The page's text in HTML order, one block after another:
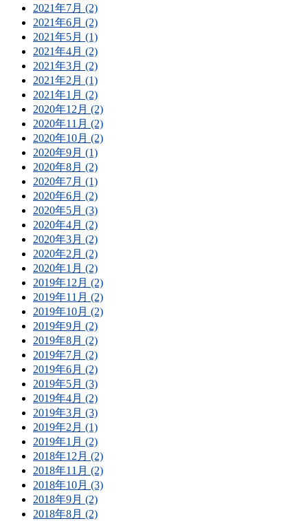
2021年7月 (2)
2021年6月 (2)
2021年5月 (1)
2021年4月 (2)
2021年3月 (2)
2021年2月 (1)
2021年1月 (2)
2020年12月 (2)
2020年11月 (2)
2020年10月 (2)
2020年9月 (1)
2020年8月 (2)
2020年7月 (1)
2020年6月 (2)
2020年5月 (3)
2020年4月 (2)
2020年3月 (2)
2020年2月 (2)
2020年1月 (2)
2019年12月 (2)
2019年11月 (2)
2019年10月 (2)
2019年9月 (2)
2019年8月 (2)
2019年7月 (2)
2019年6月 (2)
2019年5月 (3)
2019年4月 (2)
2019年3月 (3)
2019年2月 (1)
2019年1月 (2)
2018年12月 (2)
2018年11月 (2)
2018年10月 (3)
2018年9月 (2)
2018年8月 (2)